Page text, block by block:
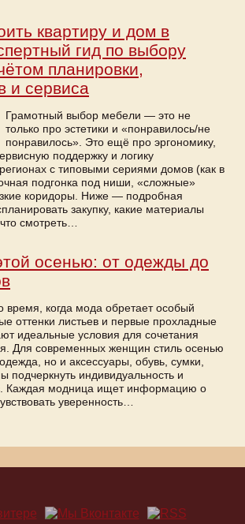
квартиру и дом в
гид по выбору
планировки,
и сервиса
Грамотный выбор мебели — это не
только про эстетики и «понравилось/не
понравилось». Это ещё про эргономику,
поддержку и логику
с типовыми сериями домов (как в
подгонка под ниши, «сложные»
коридоры. Ниже — подробная
закупку, какие материалы
смотреть…
осенью: от одежды до
когда мода обретает особый
оттенки листьев и первые прохладные
идеальные условия для сочетания
Для современных женщин стиль осенью
но и аксессуары, обувь, сумки,
подчеркнуть индивидуальность и
Каждая модница ищет информацию о
уверенность…